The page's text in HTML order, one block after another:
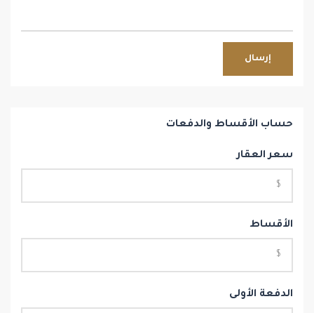
إرسال
حساب الأقساط والدفعات
سعر العقار
الأقساط
الدفعة الأولى